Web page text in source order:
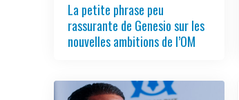
La petite phrase peu
rassurante de Genesio sur les
nouvelles ambitions de l’OM